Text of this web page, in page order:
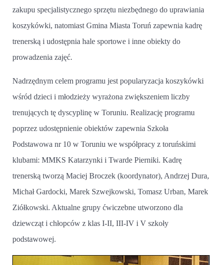
zakupu specjalistycznego sprzętu niezbędnego do uprawiania
koszykówki, natomiast Gmina Miasta Toruń zapewnia kadrę
trenerską i udostępnia hale sportowe i inne obiekty do
prowadzenia zajęć.
Nadrzędnym celem programu jest popularyzacja koszykówki
wśród dzieci i młodzieży wyrażona zwiększeniem liczby
trenujących tę dyscyplinę w Toruniu. Realizację programu
poprzez udostępnienie obiektów zapewnia Szkoła
Podstawowa nr 10 w Toruniu we współpracy z toruńskimi
klubami: MMKS Katarzynki i Twarde Pierniki. Kadrę
trenerską tworzą Maciej Broczek (koordynator), Andrzej Dura,
Michał Gardocki, Marek Szwejkowski, Tomasz Urban, Marek
Ziółkowski. Aktualne grupy ćwiczebne utworzono dla
dziewcząt i chłopców z klas I-II, III-IV i V szkoły
podstawowej.